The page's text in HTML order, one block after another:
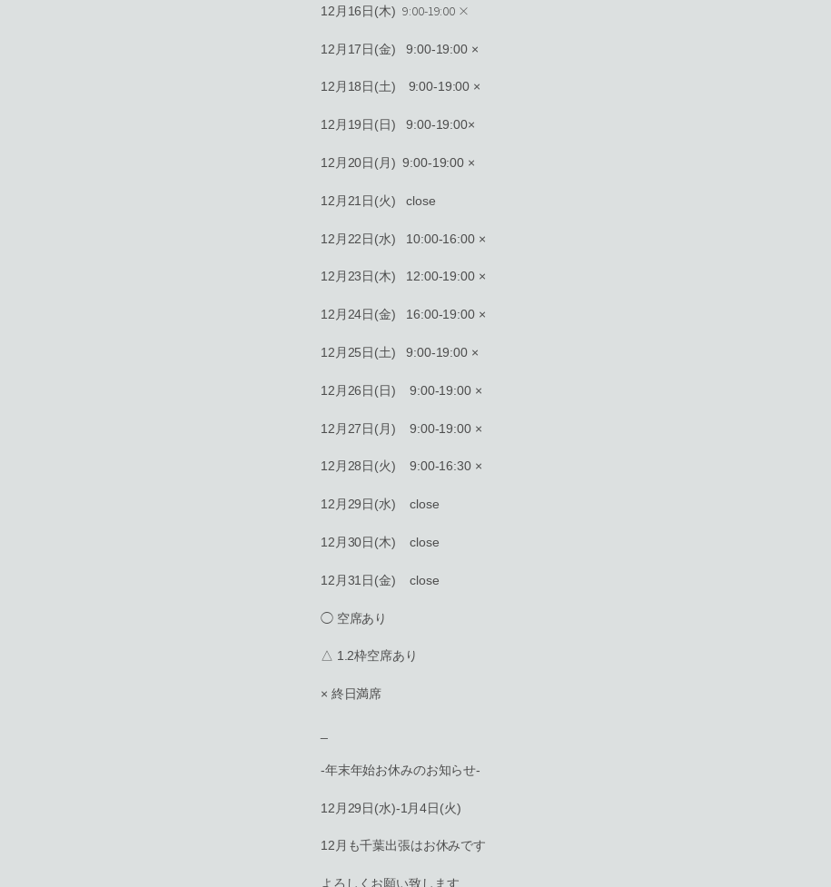
12月16日(木)9:00-19:00 ×
12月17日(金) 9:00-19:00 ×
12月18日(土) 9:00-19:00 ×
12月19日(日) 9:00-19:00×
12月20日(月) 9:00-19:00 ×
12月21日(火) close
12月22日(水) 10:00-16:00 ×
12月23日(木) 12:00-19:00 ×
12月24日(金) 16:00-19:00 ×
12月25日(土) 9:00-19:00 ×
12月26日(日) 9:00-19:00 ×
12月27日(月) 9:00-19:00 ×
12月28日(火) 9:00-16:30 ×
12月29日(水) close
12月30日(木) close
12月31日(金) close
◯ 空席あり
△ 1.2枠空席あり
× 終日満席
-年末年始お休みのお知らせ-
12月29日(水)-1月4日(火)
12月も千葉出張はお休みです
よろしくお願い致します